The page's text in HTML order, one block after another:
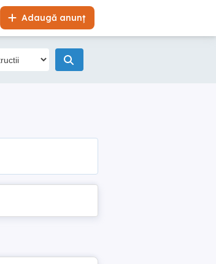
Adaugă anunț